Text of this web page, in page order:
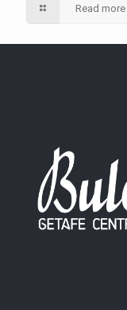
Read more